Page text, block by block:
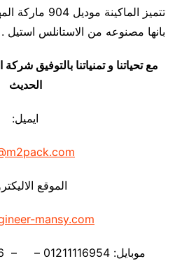
تتميز الماكينة
بانها مصنوعه من الاستانلس استيل .
مع تحياتنا و تمنياتنا بالتوفيق
الحديث
ايميل:
الموقع
mansy.com